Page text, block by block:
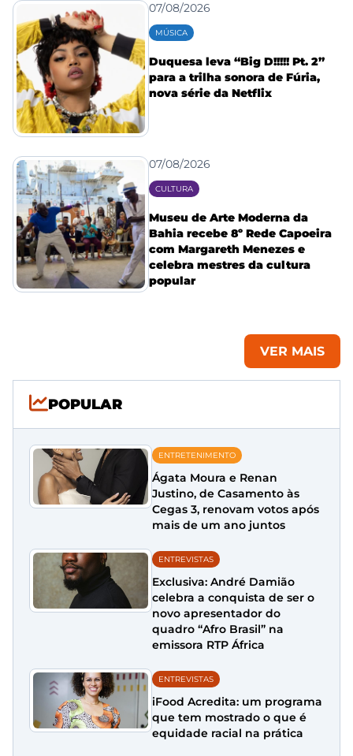
07/08/2026
MÚSICA
Duquesa leva “Big D!!!!! Pt. 2”
para a trilha sonora de Fúria,
nova série da Netflix
07/08/2026
CULTURA
Museu de Arte Moderna da
Bahia recebe 8º Rede Capoeira
com Margareth Menezes e
celebra mestres da cultura
popular
VER MAIS
POPULAR
ENTRETENIMENTO
Ágata Moura e Renan
Justino, de Casamento às
Cegas 3, renovam votos após
mais de um ano juntos
ENTREVISTAS
Exclusiva: André Damião
celebra a conquista de ser o
novo apresentador do
quadro “Afro Brasil” na
emissora RTP África
ENTREVISTAS
iFood Acredita: um programa
que tem mostrado o que é
equidade racial na prática